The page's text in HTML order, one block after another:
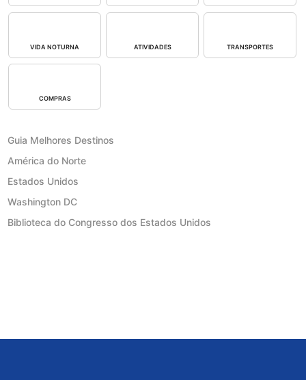
VIDA NOTURNA ATIVIDADES TRANSPORTES
COMPRAS
Guia Melhores Destinos
América do Norte
Estados Unidos
Washington DC
Biblioteca do Congresso dos Estados Unidos